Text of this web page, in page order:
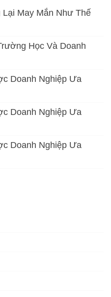
Lại May Mắn Như Thế
Học Và Doanh
Doanh Nghiệp Ưa
Doanh Nghiệp Ưa
Doanh Nghiệp Ưa